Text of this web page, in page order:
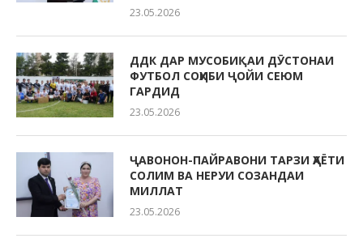
23.05.2026
ДДК ДАР МУСОБИҚАИ ДӮСТОНАИ
ФУТБОЛ СОҲИБИ ҶОЙИ СЕЮМ
ГАРДИД
23.05.2026
ҶАВОНОН-ПАЙРАВОНИ ТАРЗИ ҲАЁТИ
СОЛИМ ВА НЕРУИ СОЗАНДАИ
МИЛЛАТ
23.05.2026